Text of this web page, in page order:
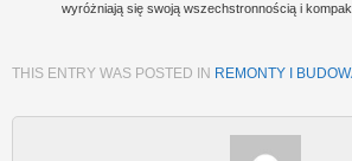
wyróżniają się swoją wszechstronnością i
THIS ENTRY WAS POSTED IN REMONTY I